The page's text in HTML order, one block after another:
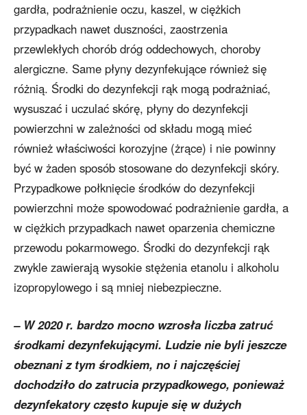
gardła, podrażnienie oczu, kaszel, w ciężkich
przypadkach nawet duszności, zaostrzenia
przewlekłych chorób dróg oddechowych, choroby
alergiczne. Same płyny dezynfekujące również się
różnią. Środki do dezynfekcji rąk mogą podrażniać,
wysuszać i uczulać skórę, płyny do dezynfekcji
powierzchni w zależności od składu mogą mieć
również właściwości korozyjne (żrące) i nie powinny
być w żaden sposób stosowane do dezynfekcji skóry.
Przypadkowe połknięcie środków do dezynfekcji
powierzchni może spowodować podrażnienie gardła, a
w ciężkich przypadkach nawet oparzenia chemiczne
przewodu pokarmowego. Środki do dezynfekcji rąk
zwykle zawierają wysokie stężenia etanolu i alkoholu
izopropylowego i są mniej niebezpieczne.
– W 2020 r. bardzo mocno wzrosła liczba zatruć
środkami dezynfekującymi. Ludzie nie byli jeszcze
obeznani z tym środkiem, no i najczęściej
dochodziło do zatrucia przypadkowego, ponieważ
dezynfekatory często kupuje się w dużych